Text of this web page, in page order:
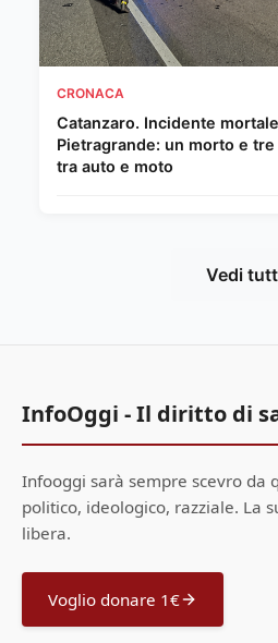
CRONACA
Catanzaro. Incidente
Pietragrande: un morto e
tra auto e moto
Vedi
InfoOggi - Il diritto di
Infooggi sarà sempre scevro da
politico, ideologico, razziale. La
libera.
Voglio donare 1€